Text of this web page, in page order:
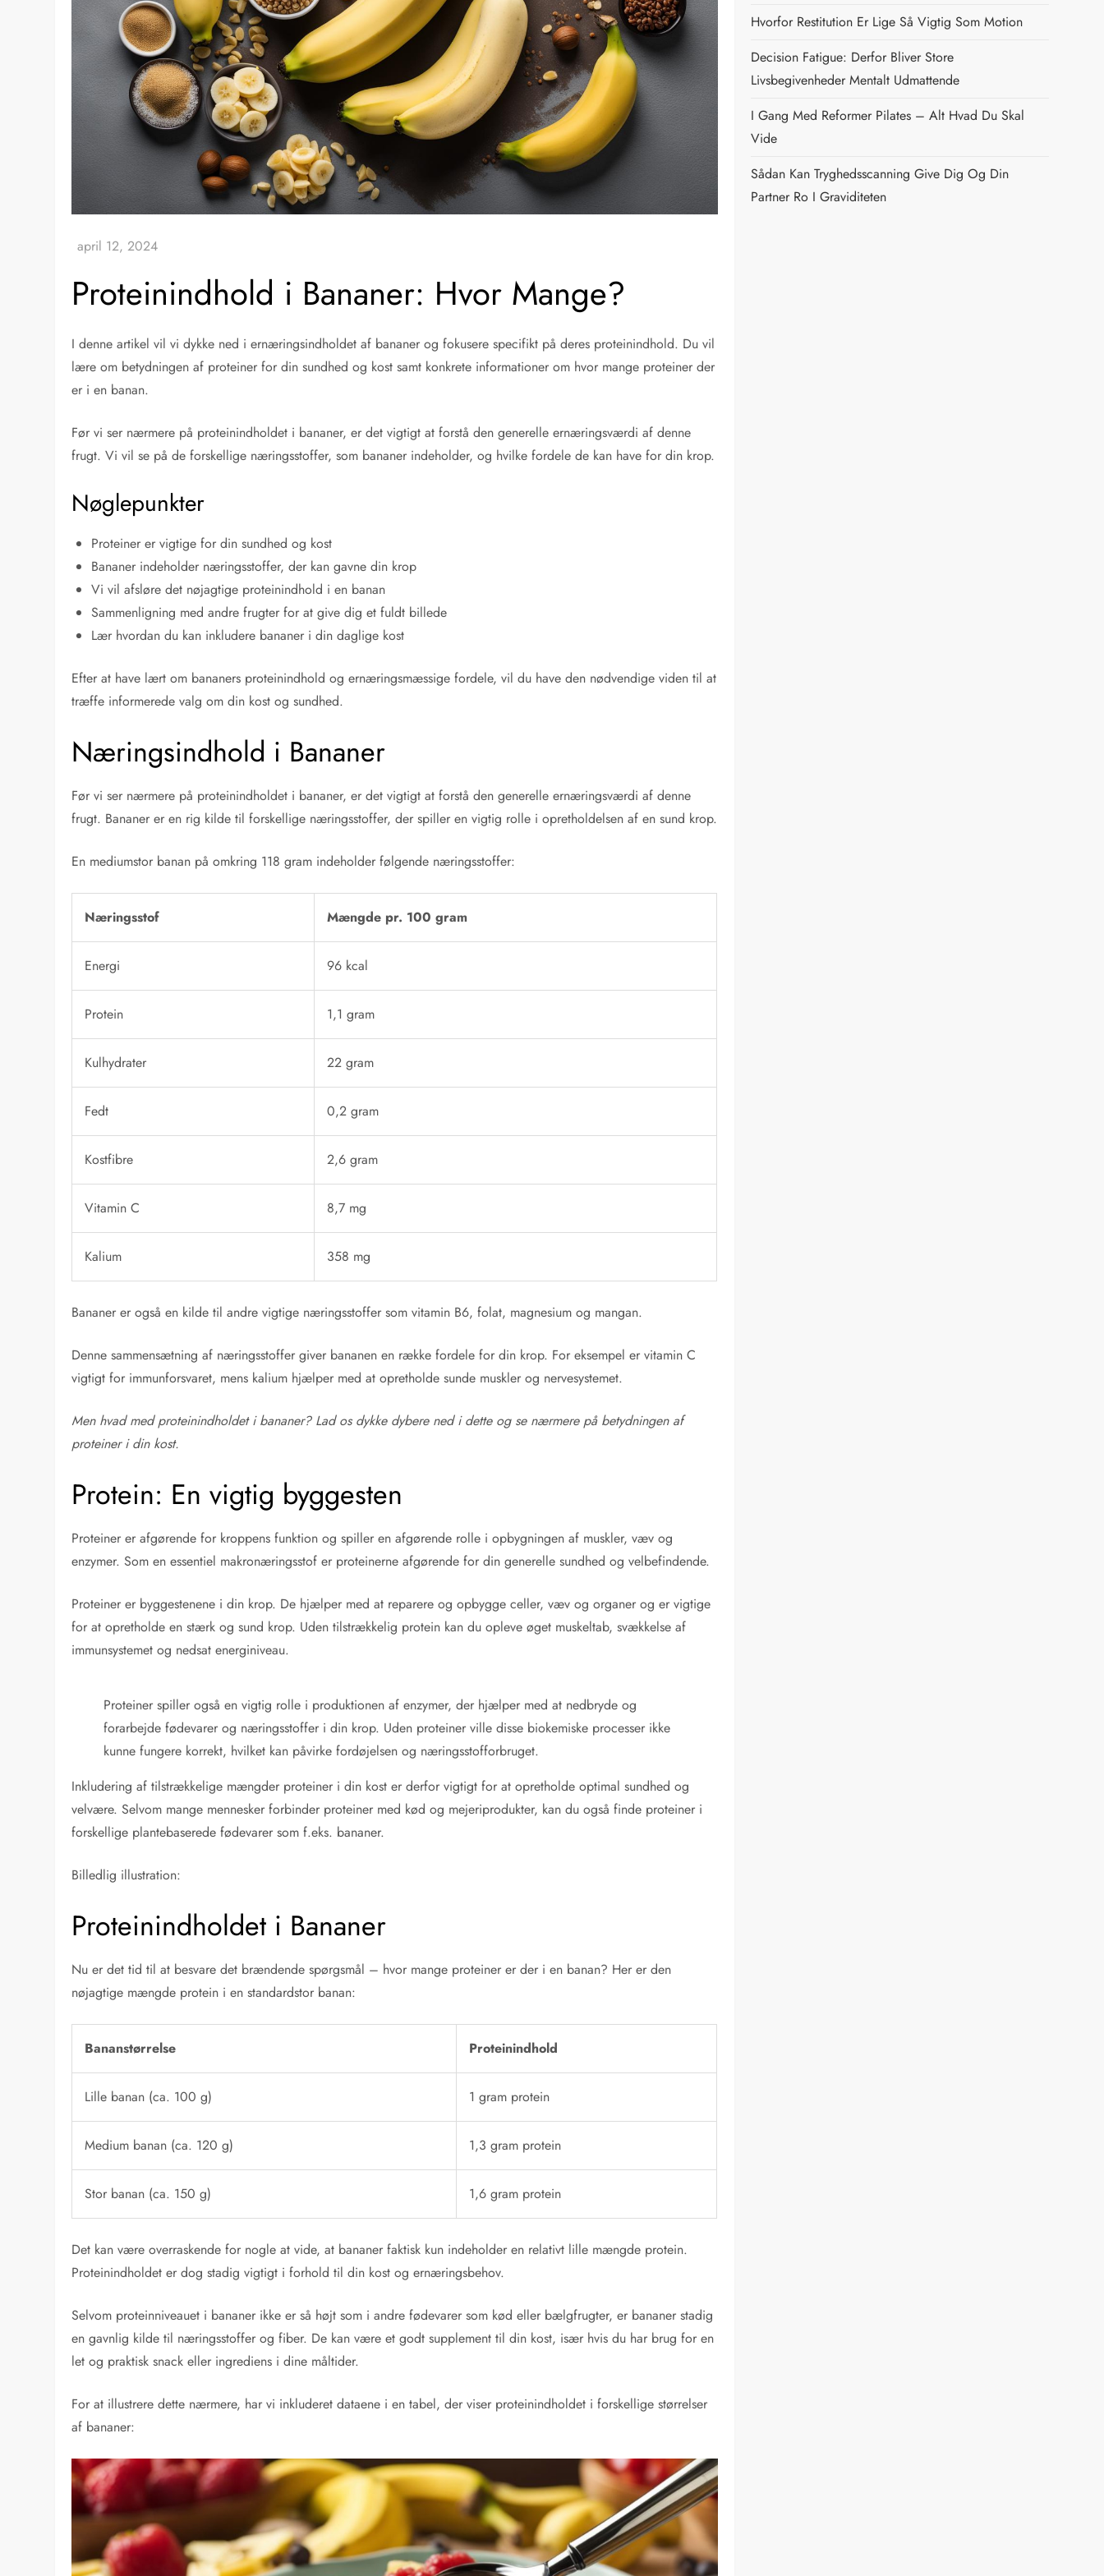
Proteinindhold i Bananer: Hvor Mange?
I denne artikel vil vi dykke ned i ernæringsindholdet af bananer og fokusere specifikt på deres proteinindhold. Du vil
lære om betydningen af proteiner for din sundhed og kost samt konkrete informationer om hvor mange proteiner der
er i en banan.
Før vi ser nærmere på proteinindholdet i bananer, er det vigtigt at forstå den generelle ernæringsværdi af denne
frugt. Vi vil se på de forskellige næringsstoffer, som bananer indeholder, og hvilke fordele de kan have for din krop.
Nøglepunkter
Proteiner er vigtige for din sundhed og kost
Bananer indeholder næringsstoffer, der kan gavne din krop
Vi vil afsløre det nøjagtige proteinindhold i en banan
Sammenligning med andre frugter for at give dig et fuldt billede
Lær hvordan du kan inkludere bananer i din daglige kost
Efter at have lært om bananers proteinindhold og ernæringsmæssige fordele, vil du have den nødvendige viden til at
træffe informerede valg om din kost og sundhed.
Næringsindhold i Bananer
Før vi ser nærmere på proteinindholdet i bananer, er det vigtigt at forstå den generelle ernæringsværdi af denne
frugt. Bananer er en rig kilde til forskellige næringsstoffer, der spiller en vigtig rolle i opretholdelsen af en sund krop.
En mediumstor banan på omkring 118 gram indeholder følgende næringsstoffer:
Næringsstof Mængde pr. 100 gram
Energi 96 kcal
Protein 1,1 gram
Kulhydrater 22 gram
Fedt 0,2 gram
Kostfibre 2,6 gram
Vitamin C 8,7 mg
Kalium 358 mg
Bananer er også en kilde til andre vigtige næringsstoffer som vitamin B6, folat, magnesium og mangan.
Denne sammensætning af næringsstoffer giver bananen en række fordele for din krop. For eksempel er vitamin C
vigtigt for immunforsvaret, mens kalium hjælper med at opretholde sunde muskler og nervesystemet.
Men hvad med proteinindholdet i bananer? Lad os dykke dybere ned i dette og se nærmere på betydningen af
proteiner i din kost.
Protein: En vigtig byggesten
Proteiner er afgørende for kroppens funktion og spiller en afgørende rolle i opbygningen af muskler, væv og
enzymer. Som en essentiel makronæringsstof er proteinerne afgørende for din generelle sundhed og velbefindende.
Proteiner er byggestenene i din krop. De hjælper med at reparere og opbygge celler, væv og organer og er vigtige
for at opretholde en stærk og sund krop. Uden tilstrækkelig protein kan du opleve øget muskeltab, svækkelse af
immunsystemet og nedsat energiniveau.
Proteiner spiller også en vigtig rolle i produktionen af enzymer, der hjælper med at nedbryde og
forarbejde fødevarer og næringsstoffer i din krop. Uden proteiner ville disse biokemiske processer ikke
kunne fungere korrekt, hvilket kan påvirke fordøjelsen og næringsstofforbruget.
Inkludering af tilstrækkelige mængder proteiner i din kost er derfor vigtigt for at opretholde optimal sundhed og
velvære. Selvom mange mennesker forbinder proteiner med kød og mejeriprodukter, kan du også finde proteiner i
forskellige plantebaserede fødevarer som f.eks. bananer.
Billedlig illustration:
Proteinindholdet i Bananer
Nu er det tid til at besvare det brændende spørgsmål – hvor mange proteiner er der i en banan? Her er den
nøjagtige mængde protein i en standardstor banan:
Bananstørrelse Proteinindhold
Lille banan (ca. 100 g) 1 gram protein
Medium banan (ca. 120 g) 1,3 gram protein
Stor banan (ca. 150 g) 1,6 gram protein
Det kan være overraskende for nogle at vide, at bananer faktisk kun indeholder en relativt lille mængde protein.
Proteinindholdet er dog stadig vigtigt i forhold til din kost og ernæringsbehov.
Selvom proteinniveauet i bananer ikke er så højt som i andre fødevarer som kød eller bælgfrugter, er bananer stadig
en gavnlig kilde til næringsstoffer og fiber. De kan være et godt supplement til din kost, især hvis du har brug for en
let og praktisk snack eller ingrediens i dine måltider.
For at illustrere dette nærmere, har vi inkluderet dataene i en tabel, der viser proteinindholdet i forskellige størrelser
af bananer:
Hvorfor Restitution Er Lige Så Vigtig Som Motion
Decision Fatigue: Derfor Bliver Store
Livsbegivenheder Mentalt Udmattende
I Gang Med Reformer Pilates – Alt Hvad Du Skal
Vide
Sådan Kan Tryghedsscanning Give Dig Og Din
Partner Ro I Graviditeten